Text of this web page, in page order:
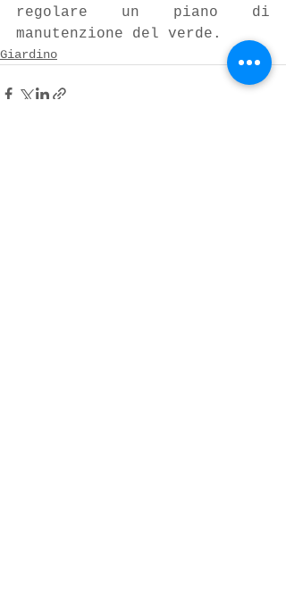
regolare un piano di
manutenzione del verde.
Giardino